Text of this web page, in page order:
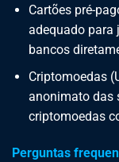
Cartões pré-
adequado para
bancos
Criptomoedas
anonimato das
criptomoedas
Perguntas